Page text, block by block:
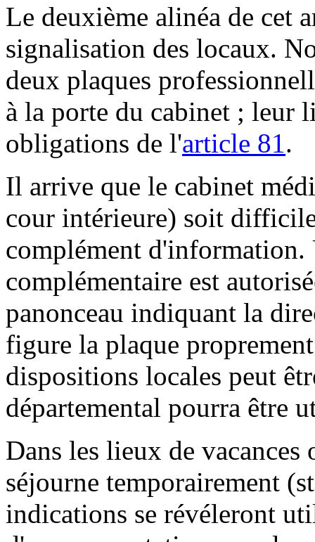
Le deuxième alinéa de cet
signalisation des locaux.
deux plaques
à la porte du cabinet ; leur
obligations de l'article 81.
Il arrive que le cabinet
cour intérieure) soit
complément d'information.
complémentaire est
panonceau indiquant la
figure la plaque
dispositions locales peut
départemental pourra être
Dans les lieux de
séjourne temporairement
indications se révéleront